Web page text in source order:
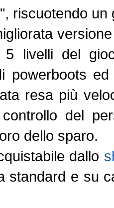
riscuotendo
5 livelli del
powerboots
resa più
del
dello sparo.
dallo
standard e su